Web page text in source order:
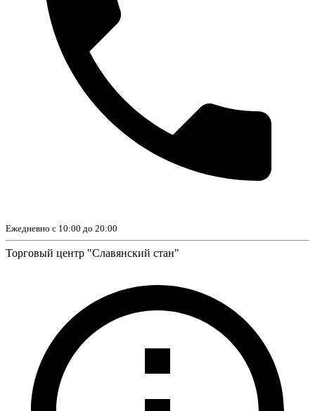
Ежедневно с 10:00 до 20:00
Торговый центр "Славянский стан"